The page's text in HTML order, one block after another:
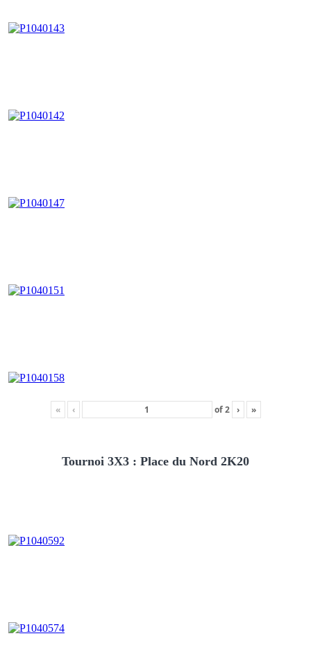
« ‹ of2 › »
Tournoi 3X3 : Place du Nord 2K20